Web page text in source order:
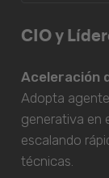
CIO y
Aceleración
Adopta
generativa en
escalando
técnicas.